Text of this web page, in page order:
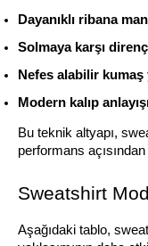
Dayanıklı ribana
Solmaya karşı
Nefes alabilir kumaş
Modern kalıp
Bu teknik altyapı,
performans
Sweatshirt
Aşağıdaki tablo,